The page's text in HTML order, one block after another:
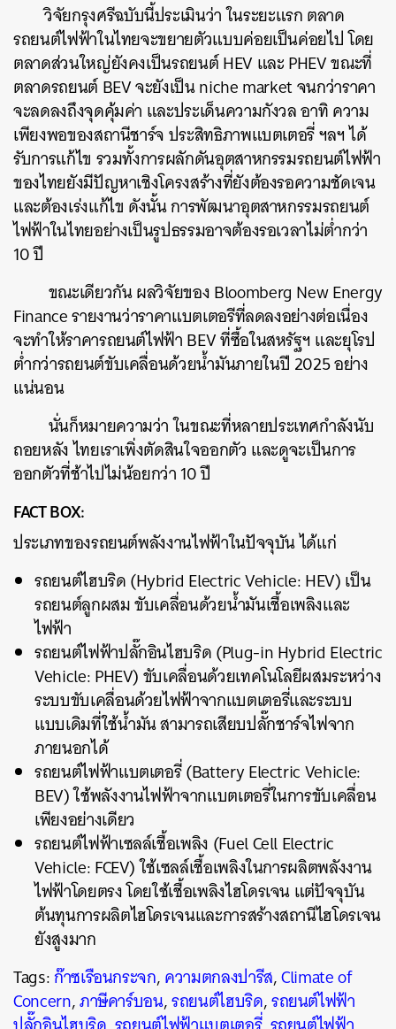
วิจัยกรุงศรีฉบับนี้ประเมินว่า ในระยะแรก ตลาด
รถยนต์ไฟฟ้าในไทยจะขยายตัวแบบค่อยเป็นค่อยไป โดย
ตลาดส่วนใหญ่ยังคงเป็นรถยนต์ HEV และ PHEV ขณะที่
ตลาดรถยนต์ BEV จะยังเป็น niche market จนกว่าราคา
จะลดลงถึงจุดคุ้มค่า และประเด็นความกังวล อาทิ ความ
เพียงพอของสถานีชาร์จ ประสิทธิภาพแบตเตอรี่ ฯลฯ ได้
รับการแก้ไข รวมทั้งการผลักดันอุตสาหกรรมรถยนต์ไฟฟ้า
ของไทยยังมีปัญหาเชิงโครงสร้างที่ยังต้องรอความชัดเจน
และต้องเร่งแก้ไข ดังนั้น การพัฒนาอุตสาหกรรมรถยนต์
ไฟฟ้าในไทยอย่างเป็นรูปธรรมอาจต้องรอเวลาไม่ต่ำกว่า
10 ปี
​ ขณะเดียวกัน ผลวิจัยของ Bloomberg New Energy
Finance รายงานว่าราคาแบตเตอรีที่ลดลงอย่างต่อเนื่อง
จะทำให้ราคารถยนต์ไฟฟ้า BEV ที่ซื้อในสหรัฐฯ และยุโรป
ต่ำกว่ารถยนต์ขับเคลื่อนด้วยน้ำมันภายในปี 2025 อย่าง
แน่นอน
​ นั่นก็หมายความว่า ในขณะที่หลายประเทศกำลังนับ
ถอยหลัง ไทยเราเพิ่งตัดสินใจออกตัว และดูจะเป็นการ
ออกตัวที่ช้าไปไม่น้อยกว่า 10 ปี
FACT BOX:
ประเภทของรถยนต์พลังงานไฟฟ้าในปัจจุบัน ได้แก่
รถยนต์ไฮบริด (Hybrid Electric Vehicle: HEV) เป็น
รถยนต์ลูกผสม ขับเคลื่อนด้วยน้ำมันเชื้อเพลิงและ
ไฟฟ้า
รถยนต์ไฟฟ้าปลั๊กอินไฮบริด (Plug-in Hybrid Electric
Vehicle: PHEV) ขับเคลื่อนด้วยเทคโนโลยีผสมระหว่าง
ระบบขับเคลื่อนด้วยไฟฟ้าจากแบตเตอรี่และระบบ
แบบเดิมที่ใช้น้ำมัน สามารถเสียบปลั๊กชาร์จไฟจาก
ภายนอกได้
รถยนต์ไฟฟ้าแบตเตอรี่ (Battery Electric Vehicle:
BEV) ใช้พลังงานไฟฟ้าจากแบตเตอรี่ในการขับเคลื่อน
เพียงอย่างเดียว
รถยนต์ไฟฟ้าเซลล์เชื้อเพลิง (Fuel Cell Electric
Vehicle: FCEV) ใช้เซลล์เชื้อเพลิงในการผลิตพลังงาน
ไฟฟ้าโดยตรง โดยใช้เชื้อเพลิงไฮโดรเจน แต่ปัจจุบัน
ต้นทุนการผลิตไฮโดรเจนและการสร้างสถานีไฮโดรเจน
ยังสูงมาก
Tags:ก๊าซเรือนกระจก,ความตกลงปารีส,Climate of
Concern,ภาษีคาร์บอน,รถยนต์ไฮบริด,รถยนต์ไฟฟ้า